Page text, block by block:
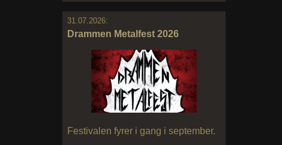
31.07.2026:
Drammen Metalfest 2026
Festivalen fyrer i gang i september.